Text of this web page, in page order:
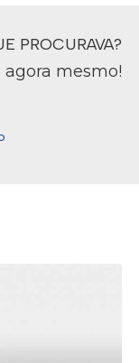
PROCURAVA?
mesmo!